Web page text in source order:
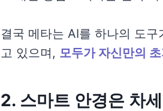
결국 메타는 AI를 하나의 도
고 있으며, 모두가 자신만의
2. 스마트 안경은 차